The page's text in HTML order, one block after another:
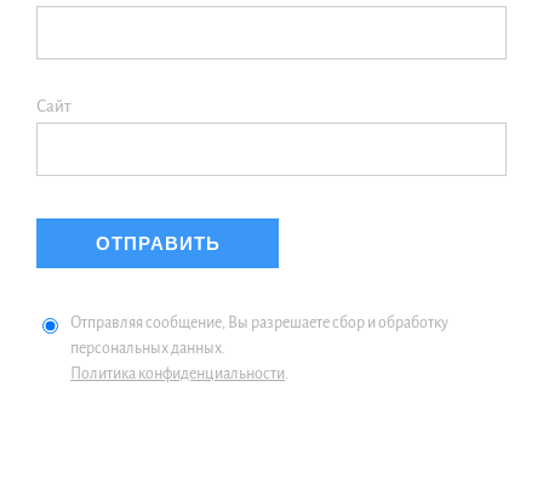
Сайт
Отправляя сообщение, Вы разрешаете сбор и обработку
персональных данных.
Политика конфиденциальности.